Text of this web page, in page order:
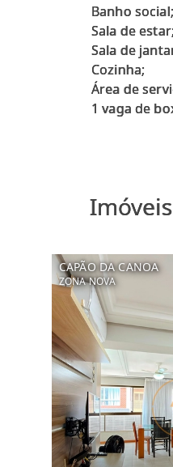
Banho social;
Sala de estar;
Sala de
Cozinha;
Área de
CAPÃO DA CANOA
ZONA NOVA